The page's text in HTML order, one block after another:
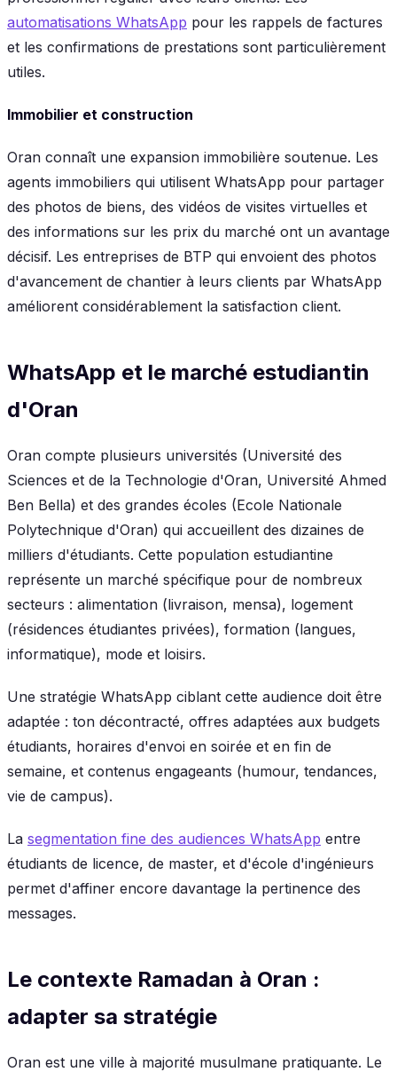
automatisations WhatsApp pour les rappels de factures
et les confirmations de prestations sont particulièrement
utiles.
Immobilier et construction
Oran connaît une expansion immobilière soutenue. Les
agents immobiliers qui utilisent WhatsApp pour partager
des photos de biens, des vidéos de visites virtuelles et
des informations sur les prix du marché ont un avantage
décisif. Les entreprises de BTP qui envoient des photos
d'avancement de chantier à leurs clients par WhatsApp
améliorent considérablement la satisfaction client.
WhatsApp et le marché estudiantin
d'Oran
Oran compte plusieurs universités (Université des
Sciences et de la Technologie d'Oran, Université Ahmed
Ben Bella) et des grandes écoles (Ecole Nationale
Polytechnique d'Oran) qui accueillent des dizaines de
milliers d'étudiants. Cette population estudiantine
représente un marché spécifique pour de nombreux
secteurs : alimentation (livraison, mensa), logement
(résidences étudiantes privées), formation (langues,
informatique), mode et loisirs.
Une stratégie WhatsApp ciblant cette audience doit être
adaptée : ton décontracté, offres adaptées aux budgets
étudiants, horaires d'envoi en soirée et en fin de
semaine, et contenus engageants (humour, tendances,
vie de campus).
La segmentation fine des audiences WhatsApp entre
étudiants de licence, de master, et d'école d'ingénieurs
permet d'affiner encore davantage la pertinence des
messages.
Le contexte Ramadan à Oran :
adapter sa stratégie
Oran est une ville à majorité musulmane pratiquante. Le